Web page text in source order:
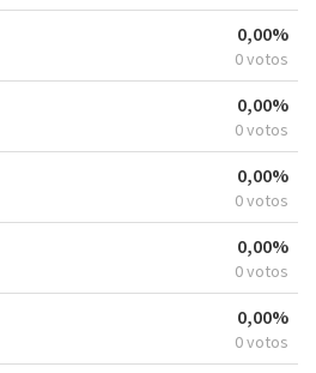
0,00%
0 votos
0,00%
0 votos
0,00%
0 votos
0,00%
0 votos
0,00%
0 votos